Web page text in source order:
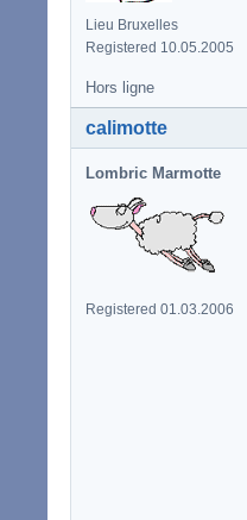
Lieu Bruxelles
Registered 10.05.2005
Hors ligne
calimotte
Lombric Marmotte
Registered 01.03.2006